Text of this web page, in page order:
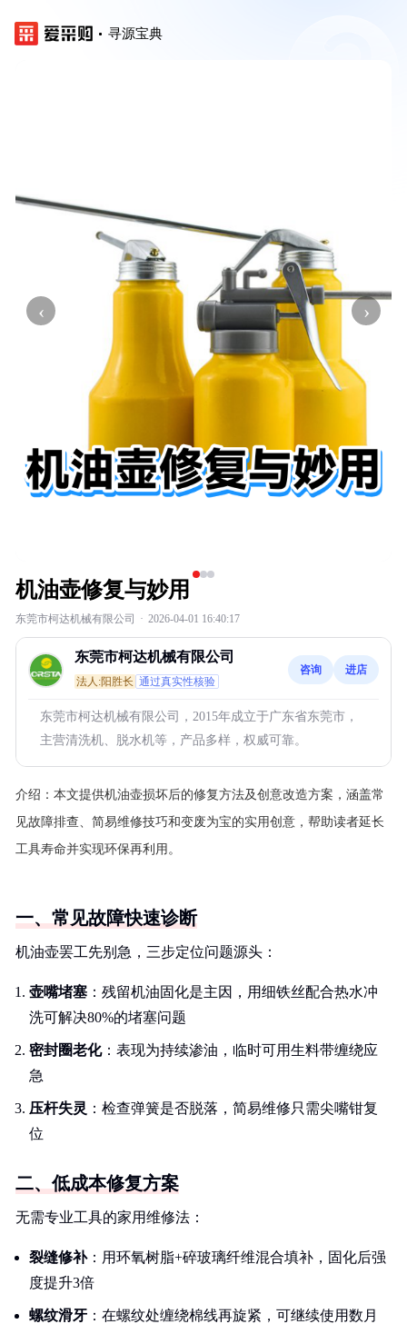
寻源宝典
‹ ›
机油壶修复与妙用
东莞市柯达机械有限公司 · 2026-04-01 16:40:17
东莞市柯达机械有限公司
法人:阳胜长 通过真实性核验
咨询 进店
东莞市柯达机械有限公司，2015年成立于广东省东莞市，
主营清洗机、脱水机等，产品多样，权威可靠。
介绍： 本文提供机油壶损坏后的修复方法及创意改造方案，涵盖常
见故障排查、简易维修技巧和变废为宝的实用创意，帮助读者延长
工具寿命并实现环保再利用。
一、常见故障快速诊断
机油壶罢工先别急，三步定位问题源头：
壶嘴堵塞 ：残留机油固化是主因，用细铁丝配合热水冲
洗可解决80%的堵塞问题
密封圈老化：表现为持续渗油，临时可用生料带缠绕应
急
压杆失灵 ：检查弹簧是否脱落，简易维修只需尖嘴钳复
位
二、低成本修复方案
无需专业工具的家用维修法：
裂缝修补：用环氧树脂+碎玻璃纤维混合填补，固化后强
度提升3倍
螺纹滑牙 ：在螺纹处缠绕棉线再旋紧，可继续使用数月